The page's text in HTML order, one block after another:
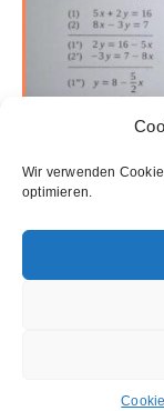
Wir verwenden
optimieren.